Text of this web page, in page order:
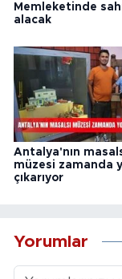
Memleketinde
alacak
Antalya'nın
müzesi zamanda
çıkarıyor
Yorumlar